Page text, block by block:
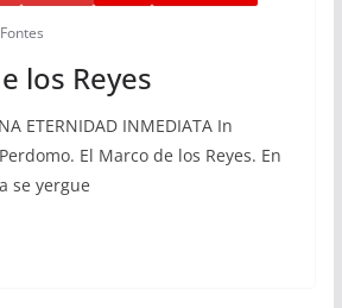
los Reyes
ETERNIDAD INMEDIATA In
El Marco de los Reyes. En
se yergue